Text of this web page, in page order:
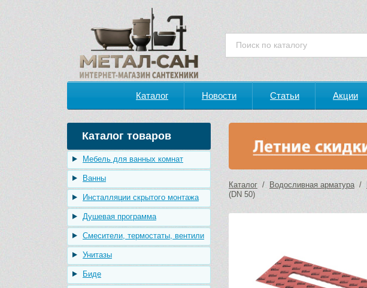
Каталог Новости Статьи Акции
Каталог товаров
Мебель для ванных комнат
Ванны
Инсталляции скрытого монтажа
Душевая программа
Смесители, термостаты, вентили
Унитазы
Биде
Каталог / Водосливная арматура/
(DN 50)